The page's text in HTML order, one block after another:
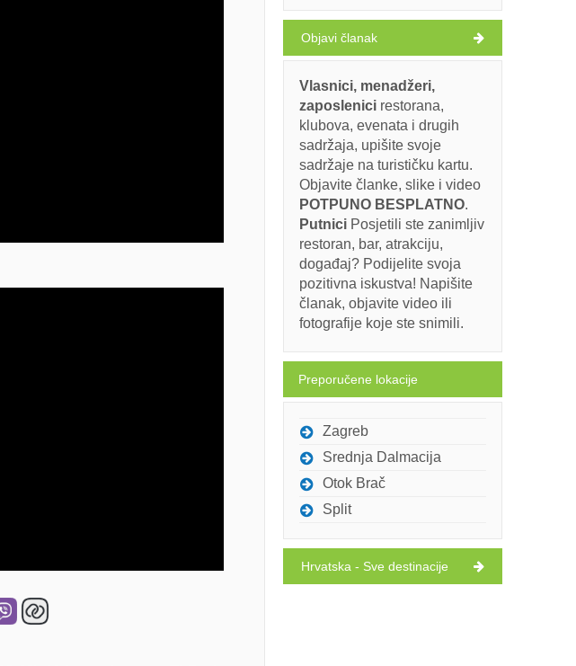
Objavi članak
Vlasnici, menadžeri,
zaposlenici restorana,
klubova, evenata i drugih
sadržaja, upišite svoje
sadržaje na turističku kartu.
Objavite članke, slike i video
POTPUNO BESPLATNO.
Putnici Posjetili ste zanimljiv
restoran, bar, atrakciju,
događaj? Podijelite svoja
pozitivna iskustva! Napišite
članak, objavite video ili
fotografije koje ste snimili.
Preporučene lokacije
Zagreb
Srednja Dalmacija
Otok Brač
Split
Hrvatska - Sve destinacije